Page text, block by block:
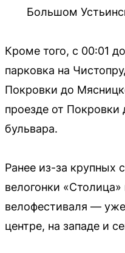
Большом
Кроме того, с 00:01
парковка на
Покровки до
проезде от Покровки
бульвара.
Ранее из-за
велогонки
велофестиваля —
центре, на западе и